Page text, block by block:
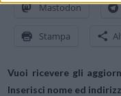
Mastodon
Stampa
Vuoi ricevere gli
Inserisci nome ed